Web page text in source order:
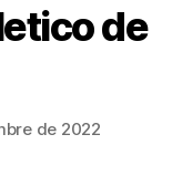
de
de 2022